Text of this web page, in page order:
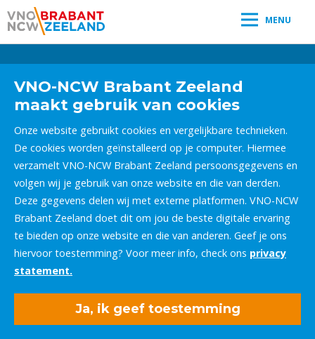
MENU
VNO-NCW Brabant Zeeland
maakt gebruik van cookies
Onze website gebruikt cookies en vergelijkbare technieken.
De cookies worden geïnstalleerd op je computer. Hiermee
verzamelt VNO-NCW Brabant Zeeland persoonsgegevens en
volgen wij je gebruik van onze website en die van derden.
Deze gegevens delen wij met externe platformen. VNO-NCW
Brabant Zeeland doet dit om jou de beste digitale ervaring
te bieden op onze website en die van anderen. Geef je ons
hiervoor toestemming? Voor meer info, check ons privacy
statement.
Ja, ik geef toestemming